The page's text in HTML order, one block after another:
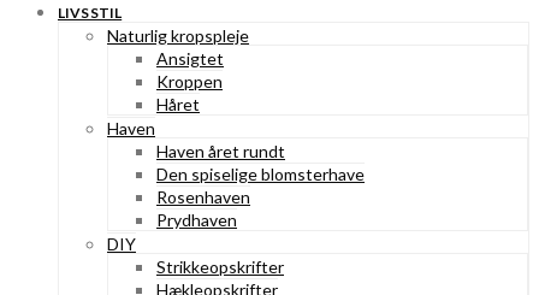
LIVSSTIL
Naturlig kropspleje
Ansigtet
Kroppen
Håret
Haven
Haven året rundt
Den spiselige blomsterhave
Rosenhaven
Prydhaven
DIY
Strikkeopskrifter
Hækleopskrifter